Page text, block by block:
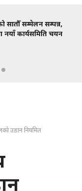
सम्मेलन सम्पन्न,
कार्यसमिति चयन
उडान नियमित